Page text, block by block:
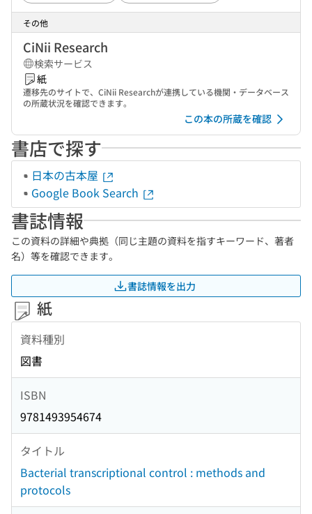
その他
CiNii Research
検索サービス
紙
遷移先のサイトで、CiNii Researchが連携している機関・データベース
の所蔵状況を確認できます。
この本の所蔵を確認
書店で探す
日本の古本屋
Google Book Search
書誌情報
この資料の詳細や典拠（同じ主題の資料を指すキーワード、著者
名）等を確認できます。
書誌情報を出力
紙
資料種別
図書
ISBN
9781493954674
タイトル
Bacterial transcriptional control : methods and
protocols